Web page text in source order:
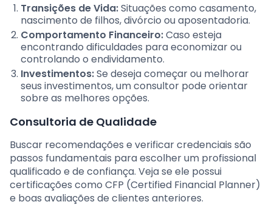
Transições de Vida:Situações como casamento,
nascimento de filhos, divórcio ou aposentadoria.
Comportamento Financeiro:Caso esteja
encontrando dificuldades para economizar ou
controlando o endividamento.
Investimentos:Se deseja começar ou melhorar
seus investimentos, um consultor pode orientar
sobre as melhores opções.
Consultoria de Qualidade
Buscar recomendações e verificar credenciais são
passos fundamentais para escolher um profissional
qualificado e de confiança. Veja se ele possui
certificações como CFP (Certified Financial Planner)
e boas avaliações de clientes anteriores.